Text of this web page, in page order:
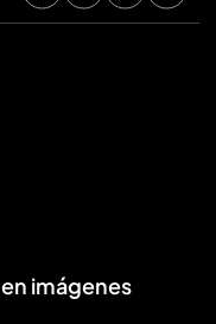
imágenes